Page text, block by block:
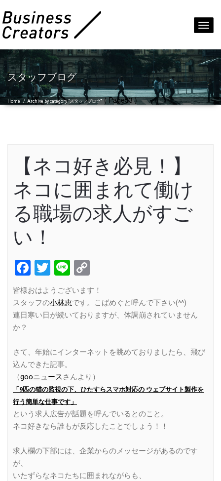
スタッフブログ
Home /Archive by category "スタッフブログ"( Page53 )
【ネコ好き必見！】
ネコに囲まれて働け
る職場の求人がすご
い！
Facebook
Twitter
Line
Link
皆様おはようございます！
スタッフの小林恵です。こばめぐと呼んで下さい(^^)
連日寒い日が続いておりますが、体調崩されていません
か？
さて、年始にインターネットを眺めておりましたら、飛び
込んできた記事。
（gooニュース さんより）
「9匹の猫の監視の下、ひたすらスマホ対応の ウェブサイト製作を
行う簡単な仕事です」
という求人広告が話題を呼んでいるとのこと。
ネコ好きなら誰もが反応したことでしょう！！
求人欄の下部には、企業からのメッセージがあるのです
が、
いたずらなネコたちに囲まれながらも、